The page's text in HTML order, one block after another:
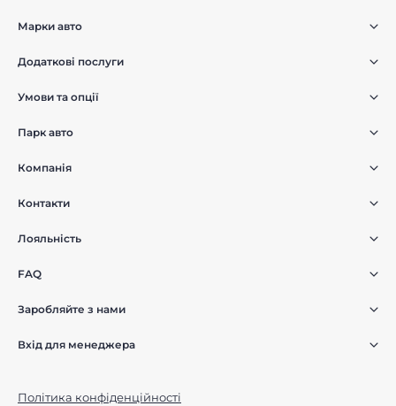
Марки авто
Додаткові послуги
Умови та опції
Парк авто
Компанія
Контакти
Лояльність
FAQ
Заробляйте з нами
Вхід для менеджера
Політика конфіденційності